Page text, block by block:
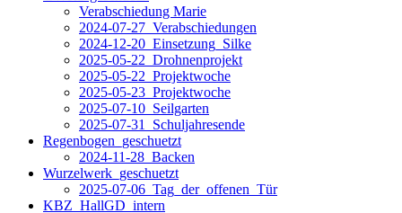
Verabschiedung Marie
2024-07-27_Verabschiedungen
2024-12-20_Einsetzung_Silke
2025-05-22_Drohnenprojekt
2025-05-22_Projektwoche
2025-05-23_Projektwoche
2025-07-10_Seilgarten
2025-07-31_Schuljahresende
Regenbogen_geschuetzt
2024-11-28_Backen
Wurzelwerk_geschuetzt
2025-07-06_Tag_der_offenen_Tür
KBZ_HallGD_intern